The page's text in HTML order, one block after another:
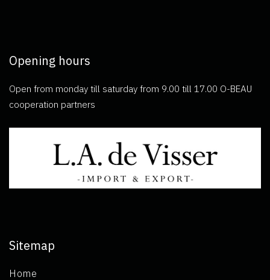
Opening hours
Open from monday till saturday from 9.00 till 17.00 O-BEAU
cooperation partners
Sitemap
Home